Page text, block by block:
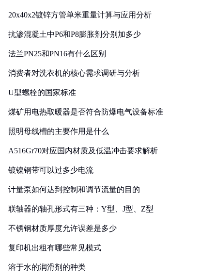
20x40x2镀锌方管单米重量计算与应用分析
抗渗混凝土中P6和P8膨胀剂分别加多少
法兰PN25和PN16有什么区别
消费者对洗衣机的核心需求调研与分析
U型螺栓的国家标准
煤矿用电热取暖器是否符合防爆电气设备标准
照明母线槽的主要作用是什么
A516Gr70对应国内材质及低温冲击要求解析
镀镍钢带可以过多少电流
计量泵如何达到控制和调节流量的目的
联轴器的轴孔形式有三种：Y型、J型、Z型
不锈钢材质厚度允许误差是多少
复印机出租有哪些常见模式
溶于水的润滑剂的种类